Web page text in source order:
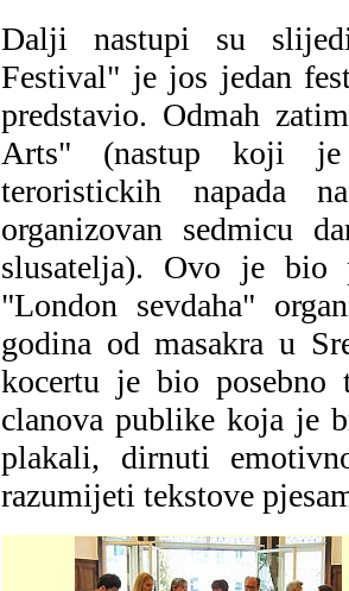
Dalji nastupi su
Festival" je jos jedan
predstavio. Odmah
Arts" (nastup koji
teroristickih napada
organizovan sedmicu
slusatelja). Ovo je bio
"London sevdaha"
godina od masakra u
kocertu je bio
clanova publike koja je
plakali, dirnuti
razumijeti tekstove